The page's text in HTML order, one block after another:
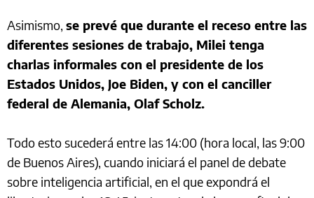
Asimismo, se prevé que durante el receso entre las
diferentes sesiones de trabajo, Milei tenga
charlas informales con el presidente de los
Estados Unidos, Joe Biden, y con el canciller
federal de Alemania, Olaf Scholz.
Todo esto sucederá entre las 14:00 (hora local, las 9:00
de Buenos Aires), cuando iniciará el panel de debate
sobre inteligencia artificial, en el que expondrá el